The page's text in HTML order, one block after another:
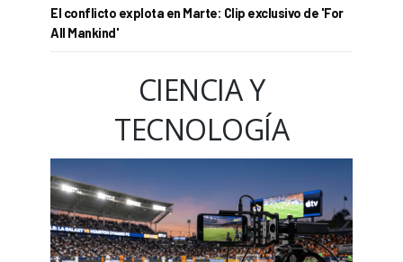
El conflicto explota en Marte: Clip exclusivo de 'For
All Mankind'
CIENCIA Y
TECNOLOGÍA